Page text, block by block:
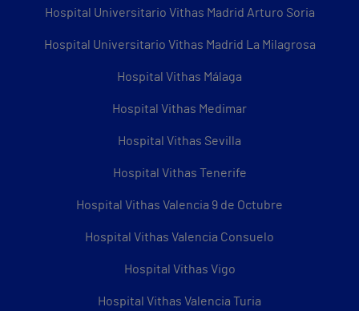
Hospital Universitario Vithas Madrid Arturo Soria
Hospital Universitario Vithas Madrid La Milagrosa
Hospital Vithas Málaga
Hospital Vithas Medimar
Hospital Vithas Sevilla
Hospital Vithas Tenerife
Hospital Vithas Valencia 9 de Octubre
Hospital Vithas Valencia Consuelo
Hospital Vithas Vigo
Hospital Vithas Valencia Turia